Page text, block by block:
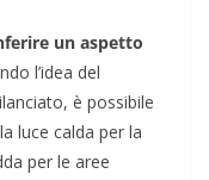
un aspetto
l’idea del
è possibile
luce calda per la
per le aree